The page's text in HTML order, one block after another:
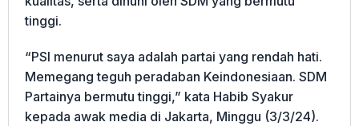
tinggi.
“PSI menurut saya adalah partai yang rendah hati.
Memegang teguh peradaban Keindonesiaan. SDM
Partainya bermutu tinggi,” kata Habib Syakur
kepada awak media di Jakarta, Minggu (3/3/24).